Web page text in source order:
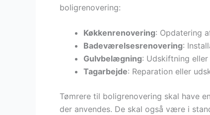
boligrenovering:
Køkkenrenovering: Opdatering
Badeværelsesrenovering:
Gulvbelægning: Udskiftning
Tagarbejde: Reparation eller
Tømrere til boligrenovering skal have
der anvendes. De skal også være i